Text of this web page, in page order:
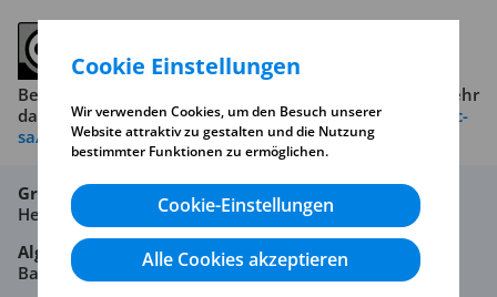
Beachten Sie die Copyright-Bedingungen. Lesen Sie mehr
dazu unterhttps://creativecommons.org/licenses/by-nc-
sa/4.0/
Großgruppe
Heterocontophyta
Algenklasse
Bacillariophyceae
Cookie Einstellungen
Wir verwenden Cookies, um den Besuch unserer
Website attraktiv zu gestalten und die Nutzung
bestimmter Funktionen zu ermöglichen.
Cookie-Einstellungen
Alle Cookies akzeptieren